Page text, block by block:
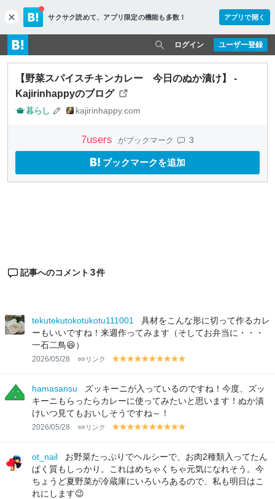
c
l
o
s
e
サクサク読めて、 アプリ限定の機能も多数！ アプリで開く
ユーザー登録
ログイン
【野菜スパイスチキンカレー 今日のぬか漬け】 -
Kajirinhappyのブログ
暮らし kajirinhappy.com
7users がブックマーク 3
ブックマークを追加
記事へのコメント 3件
tekutekutokotukotu111001
具材をこんな形に切って作るカレ
ーもいいですね！来週作ってみます（そしてお弁当に・・・
一石二鳥😆）
2026/05/28 リンク
y y
lo
y
lo
w
y
lo
w
y
w
y
lo
w
y
lo
w
y
lo
w
y
lo
w
lo
w
hamasansu
ズッキーニが入っているのですね！今度、ズッ
キーニもらったらカレーに使ってみたいと思います！ぬか漬
けいつ見てもおいしそうですね～！
2026/05/28 リンク
y
lo
w
y
lo
w
y
lo
w
y
lo
w
y
lo
w
y
lo
w
y
w
y
lo
w
y
lo
w w
ot_nail
お野菜たっぷりでヘルシーで、お肉2種類入ってたん
ぱく質もしっかり。これはめちゃくちゃ元気になれそう。今
ちょうど夏野菜が冷蔵庫にいろいろあるので、私も明日はこ
れにします😉